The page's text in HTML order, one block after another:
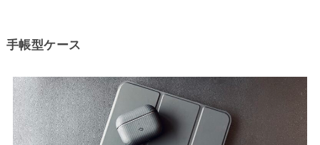
手帳型ケース